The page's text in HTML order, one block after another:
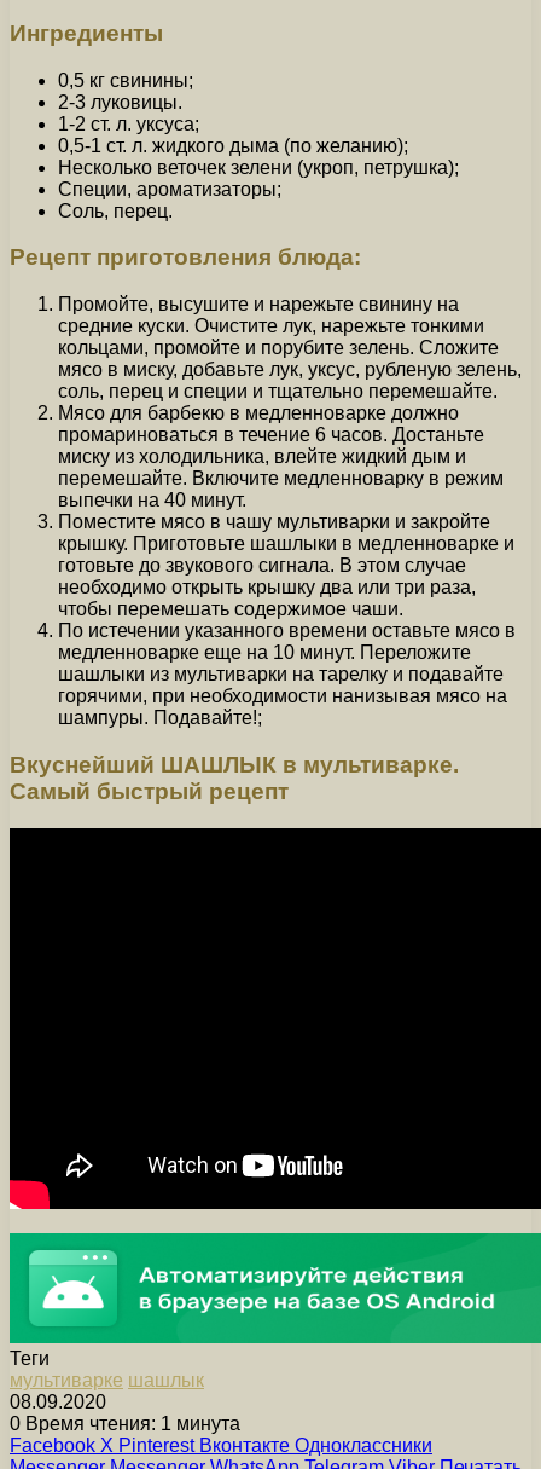
Ингредиенты
0,5 кг свинины;
2-3 луковицы.
1-2 ст. л. уксуса;
0,5-1 ст. л. жидкого дыма (по желанию);
Несколько веточек зелени (укроп, петрушка);
Специи, ароматизаторы;
Соль, перец.
Рецепт приготовления блюда:
Промойте, высушите и нарежьте свинину на
средние куски. Очистите лук, нарежьте тонкими
кольцами, промойте и порубите зелень. Сложите
мясо в миску, добавьте лук, уксус, рубленую зелень,
соль, перец и специи и тщательно перемешайте.
Мясо для барбекю в медленноварке должно
промариноваться в течение 6 часов. Достаньте
миску из холодильника, влейте жидкий дым и
перемешайте. Включите медленноварку в режим
выпечки на 40 минут.
Поместите мясо в чашу мультиварки и закройте
крышку. Приготовьте шашлыки в медленноварке и
готовьте до звукового сигнала. В этом случае
необходимо открыть крышку два или три раза,
чтобы перемешать содержимое чаши.
По истечении указанного времени оставьте мясо в
медленноварке еще на 10 минут. Переложите
шашлыки из мультиварки на тарелку и подавайте
горячими, при необходимости нанизывая мясо на
шампуры. Подавайте!;
Вкуснейший ШАШЛЫК в мультиварке.
Самый быстрый рецепт
Теги
мультиварке шашлык
08.09.2020
0 Время чтения: 1 минута
Facebook X Pinterest Вконтакте Одноклассники